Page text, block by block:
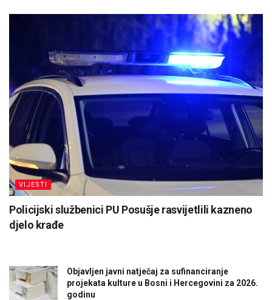
VIJESTI
Policijski službenici PU Posušje rasvijetlili kazneno
djelo krađe
Objavljen javni natječaj za sufinanciranje
projekata kulture u Bosni i Hercegovini za 2026.
godinu